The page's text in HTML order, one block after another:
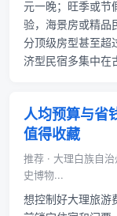
元一晚；旺季或
验，海景房或精
分顶级房型甚至超
济型民宿多集中在
人均预算与省
值得收藏
推荐 · 大理白族自
史博物...
想控制好大理旅游